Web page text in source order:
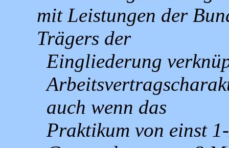
mit Leistungen der
Trägers der
Eingliederung
auch wenn das
Praktikum von einst